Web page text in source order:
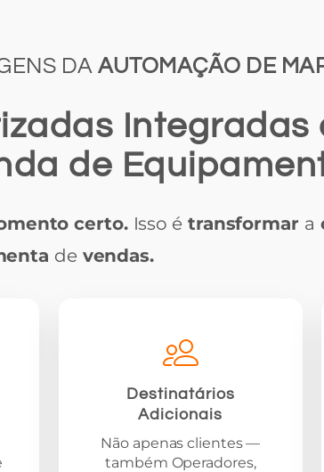
DAAUTOMAÇÃO DE
Integradas
de
certo. Isso é transformar a
de vendas.
Destinatários
Adicionais
Não apenas clientes —
também Operadores,